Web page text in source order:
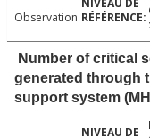
Observation
Number of critical
generated through
support system